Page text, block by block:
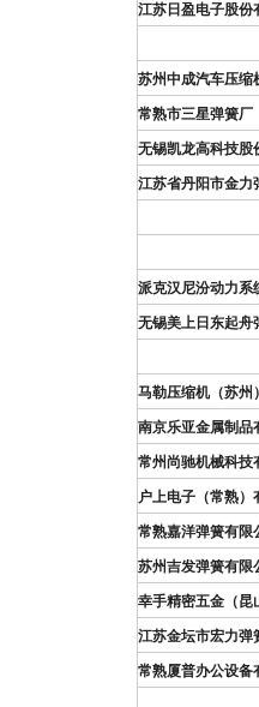
江苏日盈电子股份
苏州中成汽车压缩
常熟市三星弹簧厂
无锡凯龙高科技股
江苏省丹阳市金力
派克汉尼汾动力系
无锡美上日东起舟
马勒压缩机（苏州
南京乐亚金属制品
常州尚驰机械科技
户上电子（常熟）
常熟嘉洋弹簧有限
苏州吉发弹簧有限
幸手精密五金（昆
江苏金坛市宏力弹
常熟厦普办公设备